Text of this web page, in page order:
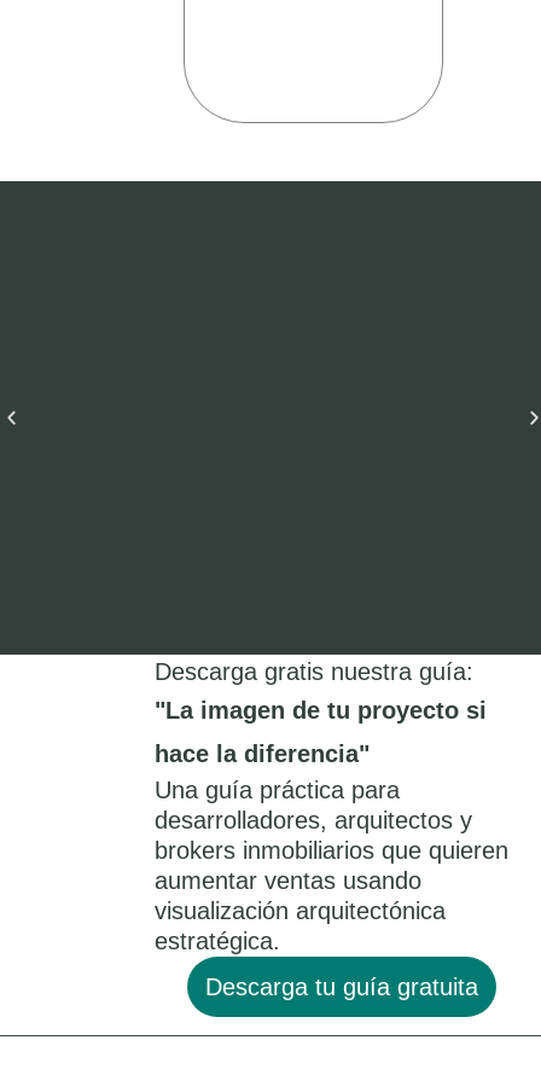
Descarga gratis nuestra guía:
"La imagen de tu proyecto si
hace la diferencia"
Una guía práctica para
desarrolladores, arquitectos y
brokers inmobiliarios que quieren
aumentar ventas usando
visualización arquitectónica
estratégica.
Descarga tu guía gratuita